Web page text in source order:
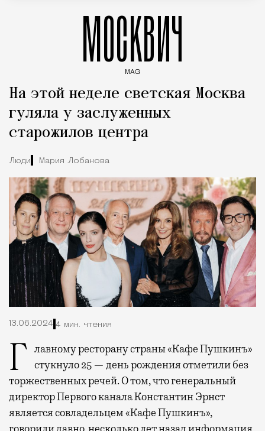
МОСКВИЧ
MAG
На этой неделе светская Москва
гуляла у заслуженных
старожилов центра
Люди Мария Лобанова
13.06.2024 4 мин. чтения
Главному ресторану страны «Кафе Пушкинъ» стукнуло 25 — день рождения отметили без
торжественных речей. О том, что генеральный
директор Первого канала Константин Эрнст
является совладельцем «Кафе Пушкинъ»,